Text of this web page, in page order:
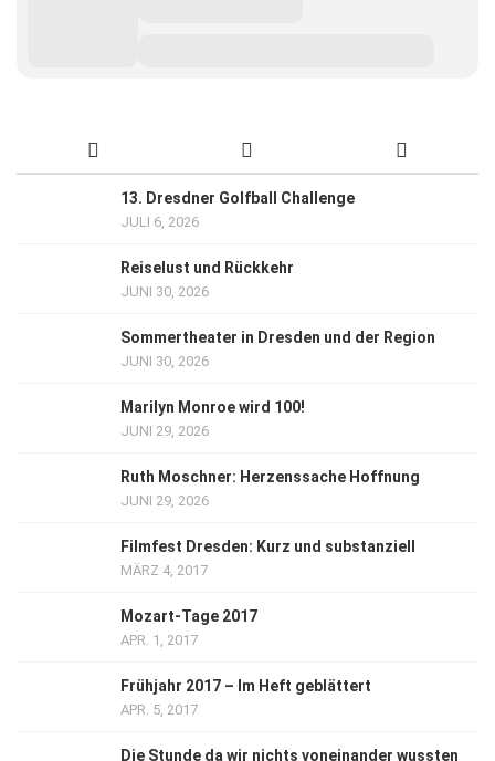
13. Dresdner Golfball Challenge
JULI 6, 2026
Reiselust und Rückkehr
JUNI 30, 2026
Sommertheater in Dresden und der Region
JUNI 30, 2026
Marilyn Monroe wird 100!
JUNI 29, 2026
Ruth Moschner: Herzenssache Hoffnung
JUNI 29, 2026
Filmfest Dresden: Kurz und substanziell
MÄRZ 4, 2017
Mozart-Tage 2017
APR. 1, 2017
Frühjahr 2017 – Im Heft geblättert
APR. 5, 2017
Die Stunde da wir nichts voneinander wussten